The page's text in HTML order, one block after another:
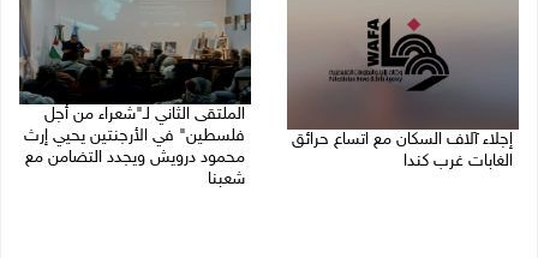
إجلاء آلاف السكان مع اتساع حرائق
الغابات غرب كندا
الملتقى الثاني لـ"شعراء من أجل
فلسطين" في الأرجنتين يحيي إرث
محمود درويش ويجدد التضامن مع
شعبنا